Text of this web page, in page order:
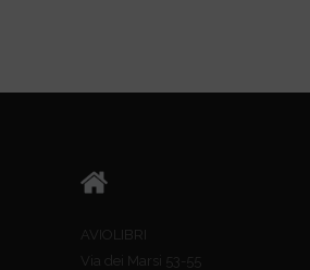
AVIOLIBRI
Via dei Marsi 53-55